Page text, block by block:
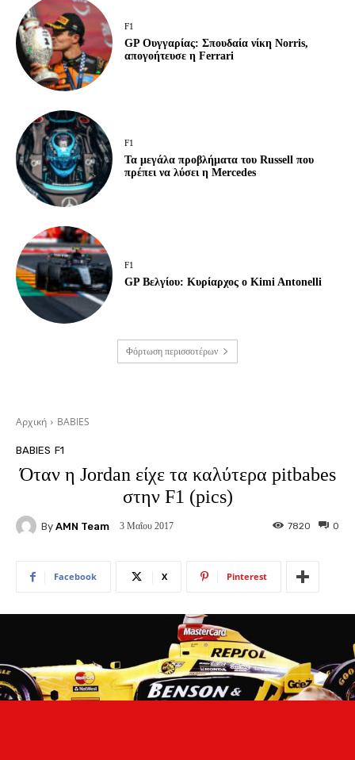
F1
GP Ουγγαρίας: Σπουδαία νίκη Norris,
απογοήτευσε η Ferrari
F1
Τα μεγάλα προβλήματα του Russell που
πρέπει να λύσει η Mercedes
F1
GP Βελγίου: Κυρίαρχος ο Kimi Antonelli
Φόρτωση περισσοτέρων